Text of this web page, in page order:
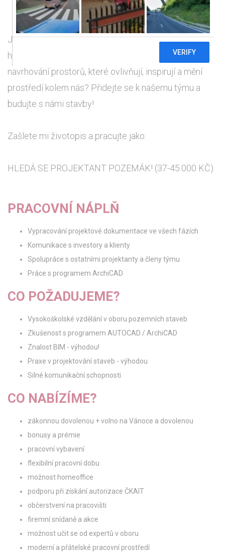
Jste kreativní myslitel a technický profesionál, který
hledá práci, kde uplatní své nápady? Máte vášeň pro
navrhování prostorů, které ovlivňují, inspirují a mění
prostředí kolem nás? Přidejte se k našemu týmu a
budujte s námi stavby!
Zašlete mi životopis a pracujte jako:
HLEDÁ SE PROJEKTANT POZEMÁK! (37-45.000 KČ)
PRACOVNÍ NÁPLŇ
Vypracování projektové dokumentace ve všech fázích
Komunikace s investory a klienty
Spolupráce s ostatními projektanty a členy týmu
Práce s programem ArchiCAD
CO POŽADUJEME?
Vysokoškolské vzdělání v oboru pozemních staveb
Zkušenost s programem AUTOCAD / ArchiCAD
Znalost BIM - výhodou!
Praxe v projektování staveb - výhodou
Silné komunikační schopnosti
CO NABÍZÍME?
zákonnou dovolenou + volno na Vánoce a dovolenou
bonusy a prémie
pracovní vybavení
flexibilní pracovní dobu
možnost homeoffice
podporu při získání autorizace ČKAIT
občerstvení na pracovišti
firemní snídaně a akce
možnost učit se od expertů v oboru
moderní a přátelské pracovní prostředí